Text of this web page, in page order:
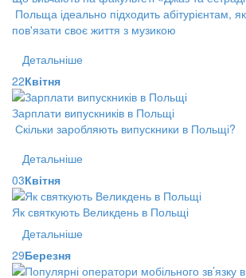
Польща ідеально підходить абітурієнтам,
пов'язати своє життя з музикою
Детальніше
22Квітня
Зарплати випускників в Польщі
Скільки заробляють випускники в Польщі?
Детальніше
03Квітня
Як святкують Великдень в Польщі
Детальніше
29Березня